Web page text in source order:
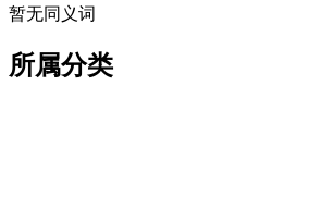
暂无同义词
所属分类